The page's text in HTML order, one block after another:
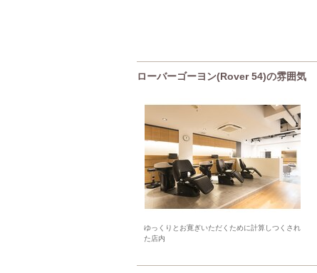
ローバーゴーヨン(Rover 54)の雰囲気
ゆっくりとお寛ぎいただくために計算しつくされ
た店内